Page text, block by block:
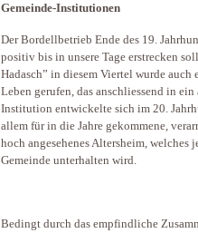
Gemeinde-Institutionen
Der Bordellbetrieb Ende des 19.
positiv bis in unsere Tage erstrecken
Hadasch” in diesem Viertel wurde auch
Leben gerufen, das anschliessend in
Institution entwickelte sich im 20.
allem für in die Jahre gekommene,
hoch angesehenes Altersheim,
Gemeinde unterhalten wird.
Bedingt durch das empfindliche